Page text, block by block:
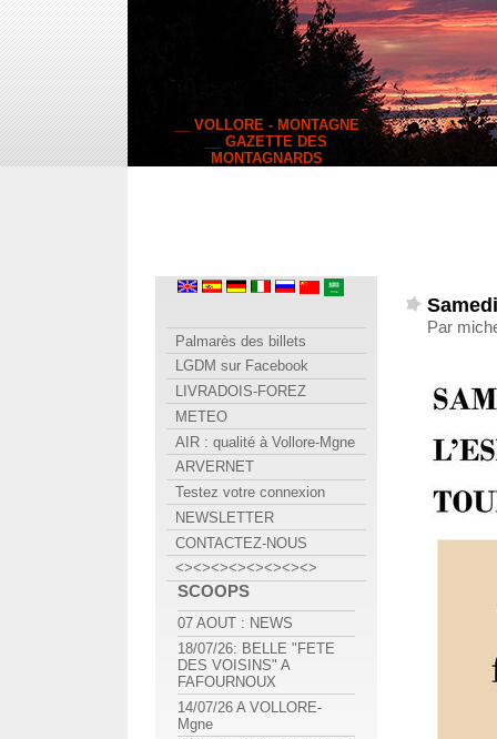
__ VOLLORE - MONTAGNE
__ GAZETTE DES
MONTAGNARDS
Par
Palmarès des billets
LGDM sur Facebook
LIVRADOIS-FOREZ
METEO
AIR : qualité à Vollore-Mgne
ARVERNET
Testez votre connexion
NEWSLETTER
CONTACTEZ-NOUS
<><><><><><><><>
SCOOPS
07 AOUT : NEWS
18/07/26: BELLE "FETE
DES VOISINS" A
FAFOURNOUX
14/07/26 A VOLLORE-
Mgne